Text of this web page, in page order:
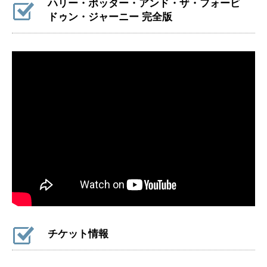
ハリー・ポッター・アンド・ザ・フォービ
ドゥン・ジャーニー 完全版
チケット情報